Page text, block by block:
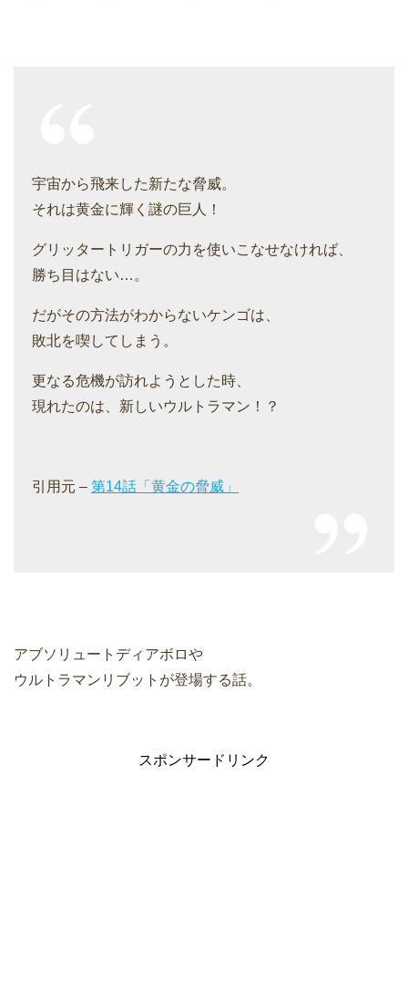
宇宙から飛来した新たな脅威。
それは黄金に輝く謎の巨人！
グリッタートリガーの力を使いこなせなければ、
勝ち目はない…。
だがその方法がわからないケンゴは、
敗北を喫してしまう。
更なる危機が訪れようとした時、
現れたのは、新しいウルトラマン！？
引用元 – 第14話「黄金の脅威」
アブソリュートディアボロや
ウルトラマンリブットが登場する話。
スポンサードリンク